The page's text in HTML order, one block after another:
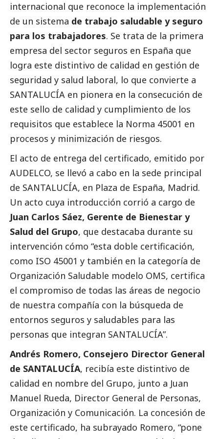
internacional que reconoce la implementación
de un sistema de trabajo saludable y seguro
para los trabajadores. Se trata de la primera
empresa del sector seguros en España que
logra este distintivo de calidad en gestión de
seguridad y salud laboral, lo que convierte a
SANTALUCÍA en pionera en la consecución de
este sello de calidad y cumplimiento de los
requisitos que establece la Norma 45001 en
procesos y minimización de riesgos.
El acto de entrega del certificado, emitido por
AUDELCO, se llevó a cabo en la sede principal
de SANTALUCÍA, en Plaza de España, Madrid.
Un acto cuya introducción corrió a cargo de
Juan Carlos Sáez, Gerente de Bienestar y
Salud del Grupo, que destacaba durante su
intervención cómo “esta doble certificación,
como ISO 45001 y también en la categoría de
Organización Saludable modelo OMS, certifica
el compromiso de todas las áreas de negocio
de nuestra compañía con la búsqueda de
entornos seguros y saludables para las
personas que integran SANTALUCÍA”.
Andrés Romero, Consejero Director General
de SANTALUCÍA, recibía este distintivo de
calidad en nombre del Grupo, junto a Juan
Manuel Rueda, Director General de Personas,
Organización y Comunicación. La concesión de
este certificado, ha subrayado Romero, “pone